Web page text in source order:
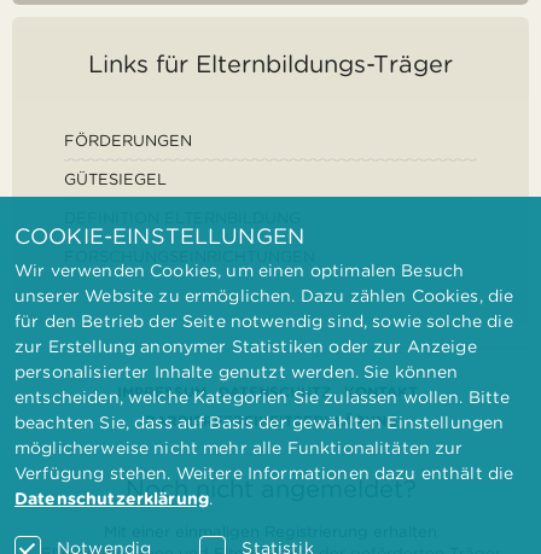
Links für Elternbildungs-Träger
FÖRDERUNGEN
GÜTESIEGEL
IMPRESSUM DATENSCHUTZ
KONTAKT
BARRIEREFREIHEITSERKLÄRUNG
Noch nicht angemeldet?
COOKIE-EINSTELLUNGEN
Wir verwenden Cookies, um einen optimalen Besuch
unserer Website zu ermöglichen. Dazu zählen Cookies, die
für den Betrieb der Seite notwendig sind, sowie solche die
zur Erstellung anonymer Statistiken oder zur Anzeige
personalisierter Inhalte genutzt werden. Sie können
entscheiden, welche Kategorien Sie zulassen wollen. Bitte
beachten Sie, dass auf Basis der gewählten Einstellungen
möglicherweise nicht mehr alle Funktionalitäten zur
Verfügung stehen. Weitere Informationen dazu enthält die
Datenschutzerklärung.
Notwendig Statistik